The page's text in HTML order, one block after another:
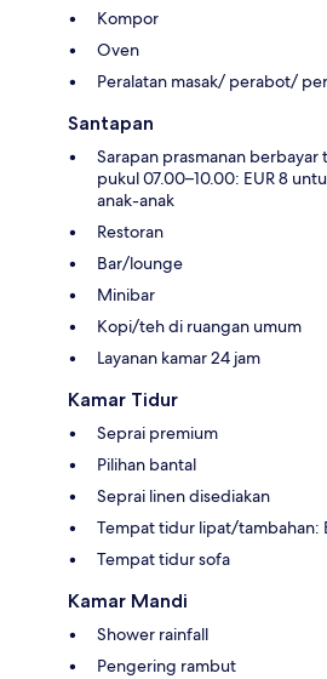
Kompor
Oven
Peralatan masak/ perabot/
Santapan
Sarapan prasmanan
pukul 07.00–10.00: EUR 8
anak-anak
Restoran
Bar/lounge
Minibar
Kopi/teh di ruangan umum
Layanan kamar 24 jam
Kamar Tidur
Seprai premium
Pilihan bantal
Seprai linen disediakan
Tempat tidur lipat/tambahan:
Tempat tidur sofa
Kamar Mandi
Shower rainfall
Pengering rambut